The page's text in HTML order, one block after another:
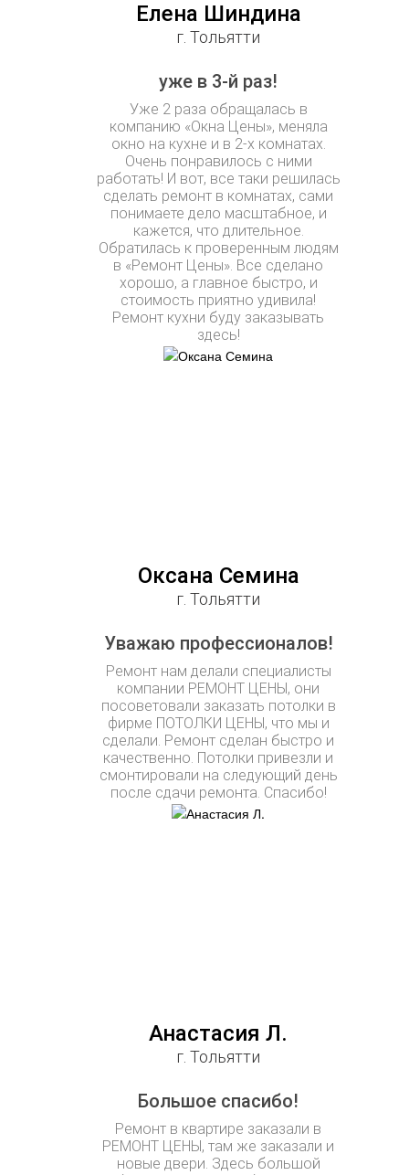
Елена Шиндина
г. Тольятти
уже в 3-й раз!
Уже 2 раза обращалась в
компанию «Окна Цены», меняла
окно на кухне и в 2-х комнатах.
Очень понравилось с ними
работать! И вот, все таки решилась
сделать ремонт в комнатах, сами
понимаете дело масштабное, и
кажется, что длительное.
Обратилась к проверенным людям
в «Ремонт Цены». Все сделано
хорошо, а главное быстро, и
стоимость приятно удивила!
Ремонт кухни буду заказывать
здесь!
Оксана Семина
г. Тольятти
Уважаю профессионалов!
Ремонт нам делали специалисты
компании РЕМОНТ ЦЕНЫ, они
посоветовали заказать потолки в
фирме ПОТОЛКИ ЦЕНЫ, что мы и
сделали. Ремонт сделан быстро и
качественно. Потолки привезли и
смонтировали на следующий день
после сдачи ремонта. Спасибо!
Анастасия Л.
г. Тольятти
Большое спасибо!
Ремонт в квартире заказали в
РЕМОНТ ЦЕНЫ, там же заказали и
новые двери. Здесь большой